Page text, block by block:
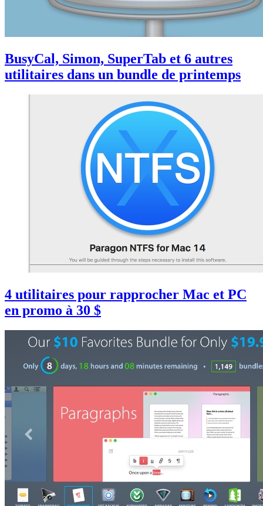
BusyCal, Simon, SuperTab et 6 autres
utilitaires dans un bundle de printemps
4 utilitaires pour rapprocher Mac et PC
en promo à 30 $